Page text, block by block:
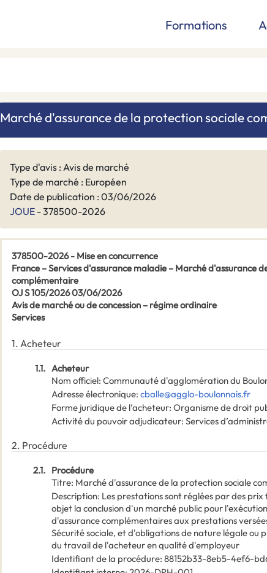
Formations
Marché d'assurance de la protection sociale
Type d'avis : Avis de marché
Type de marché : Européen
Date de publication : 03/06/2026
JOUE - 378500-2026
378500-2026 - Mise en concurrence
France – Services d'assurance maladie – Marché d'assurance
complémentaire
OJ S 105/2026 03/06/2026
Avis de marché ou de concession – régime ordinaire
Services
1. Acheteur
1.1. Acheteur
Nom officiel: Communauté d'agglomération du
Adresse électronique: cballe@agglo-boulonnais.fr
Forme juridique de l’acheteur: Organisme de droit
Activité du pouvoir adjudicateur: Services
2. Procédure
2.1. Procédure
Titre: Marché d'assurance de la protection sociale
Description: Les prestations sont réglées par des
objet la conclusion d'un marché public pour
d'assurance complémentaires aux prestations
Sécurité sociale, et d'obligations de nature légale ou
du travail de l'acheteur en qualité d'employeur
Identifiant de la procédure: 88152b33-8eb5-4ef6-